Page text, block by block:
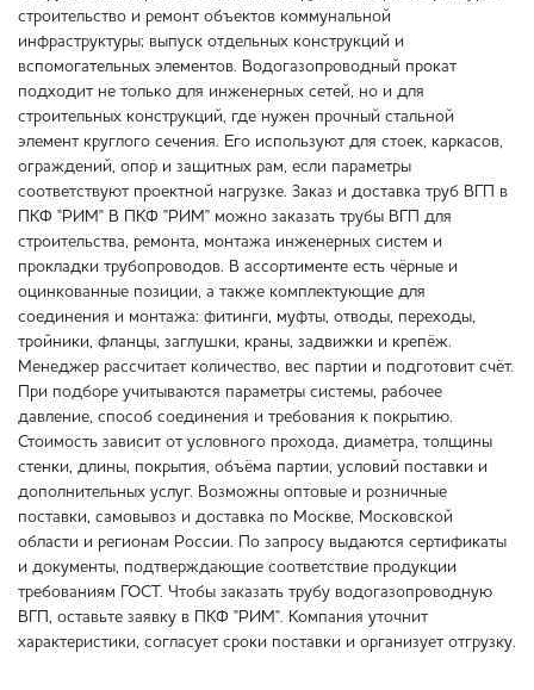
строительство и ремонт объектов коммунальной
инфраструктуры; выпуск отдельных конструкций и
вспомогательных элементов. Водогазопроводный прокат
подходит не только для инженерных сетей, но и для
строительных конструкций, где нужен прочный стальной
элемент круглого сечения. Его используют для стоек, каркасов,
ограждений, опор и защитных рам, если параметры
соответствуют проектной нагрузке. Заказ и доставка труб ВГП в
ПКФ "РИМ" В ПКФ "РИМ" можно заказать трубы ВГП для
строительства, ремонта, монтажа инженерных систем и
прокладки трубопроводов. В ассортименте есть чёрные и
оцинкованные позиции, а также комплектующие для
соединения и монтажа: фитинги, муфты, отводы, переходы,
тройники, фланцы, заглушки, краны, задвижки и крепёж.
Менеджер рассчитает количество, вес партии и подготовит счёт.
При подборе учитываются параметры системы, рабочее
давление, способ соединения и требования к покрытию.
Стоимость зависит от условного прохода, диаметра, толщины
стенки, длины, покрытия, объёма партии, условий поставки и
дополнительных услуг. Возможны оптовые и розничные
поставки, самовывоз и доставка по Москве, Московской
области и регионам России. По запросу выдаются сертификаты
и документы, подтверждающие соответствие продукции
требованиям ГОСТ. Чтобы заказать трубу водогазопроводную
ВГП, оставьте заявку в ПКФ "РИМ". Компания уточнит
характеристики, согласует сроки поставки и организует отгрузку.